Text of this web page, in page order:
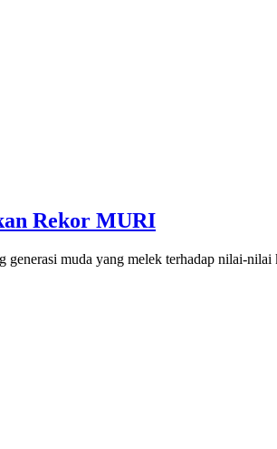
Rekor MURI
generasi muda yang melek terhadap nilai-